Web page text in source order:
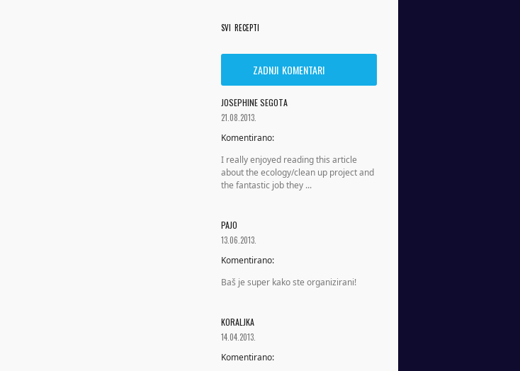
SVI RECEPTI
ZADNJI KOMENTARI
JOSEPHINE SEGOTA
21.08.2013.
Komentirano:
I really enjoyed reading this article
about the ecology/clean up project and
the fantastic job they ...
PAJO
13.06.2013.
Komentirano:
Baš je super kako ste organizirani!
KORALJKA
14.04.2013.
Komentirano: